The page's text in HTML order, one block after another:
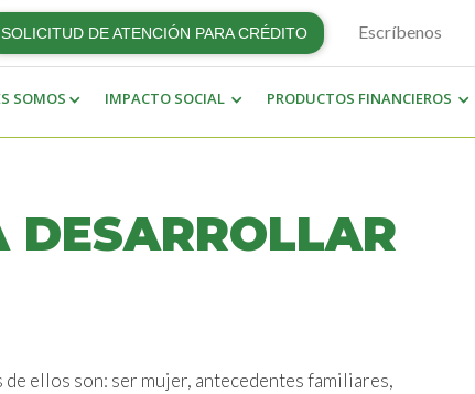
SOLICITUD DE ATENCIÓN PARA CRÉDITO Escríbenos
SOMOS IMPACTO SOCIAL PRODUCTOS FINANCIEROS
DESARROLLAR
ellos son: ser mujer, antecedentes familiares,